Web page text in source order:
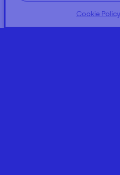
Cookie Policy